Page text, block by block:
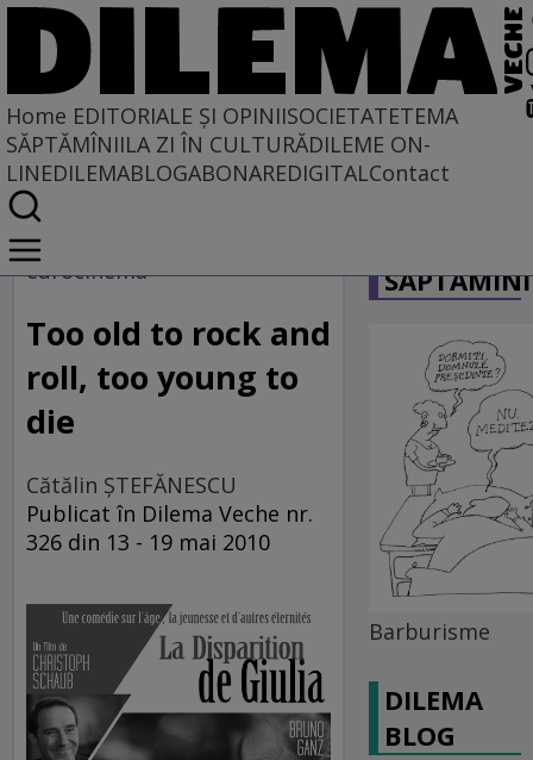
Home EDITORIALE ȘI OPINIISOCIETATETEMA
SĂPTĂMÎNIILA ZI ÎN CULTURĂDILEME ON-
LINEDILEMABLOGABONAREDIGITALContact
Home
EDITORIALE ȘI OPINII
eurocinema
Too old to rock and
roll, too young to
die
Cătălin ŞTEFĂNESCU
Publicat în Dilema Veche nr.
326 din 13 - 19 mai 2010
Barburisme
DILEMA
BLOG